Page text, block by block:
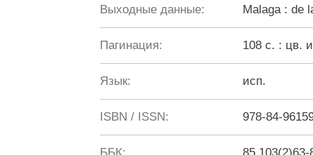
Выходные данные: Malaga : de
Пагинация: 108 с. : цв.
Язык: исп.
ISBN / ISSN: 978-84-